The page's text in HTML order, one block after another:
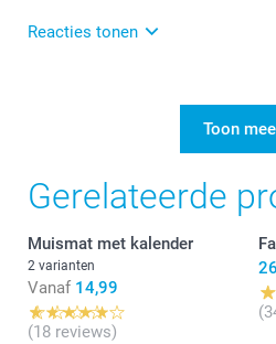
Nathalie @smartphoto
Reacties tonen
mooie fotomomenten.
Nathalie @smartphoto
Toon
Gerelateerde
Muismat met kalender
2 varianten
Vanaf 14,99
(18 reviews)